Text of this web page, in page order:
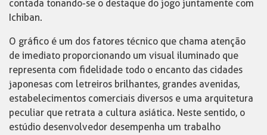
contada tonando-se o destaque do jogo juntamente com
Ichiban.
O gráfico é um dos fatores técnico que chama atenção
de imediato proporcionando um visual iluminado que
representa com fidelidade todo o encanto das cidades
japonesas com letreiros brilhantes, grandes avenidas,
estabelecimentos comerciais diversos e uma arquitetura
peculiar que retrata a cultura asiática. Neste sentido, o
estúdio desenvolvedor desempenha um trabalho